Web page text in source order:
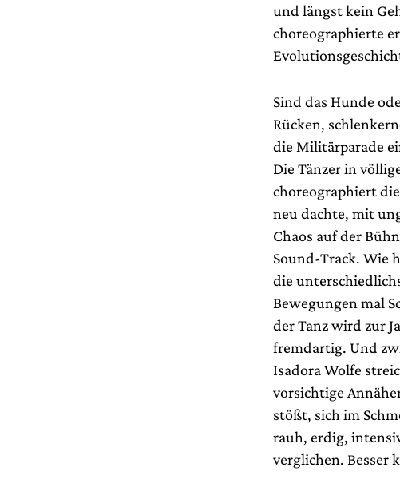
und längst kein
choreographierte
Sind das Hunde
Rücken,
die Militärparade
Die Tänzer in
choreographiert
neu dachte, mit
Chaos auf der
Sound-Track. Wie
die
Bewegungen mal
der Tanz wird zur
fremdartig. Und
Isadora Wolfe
vorsichtige
stößt, sich im
rauh, erdig,
verglichen. Besser